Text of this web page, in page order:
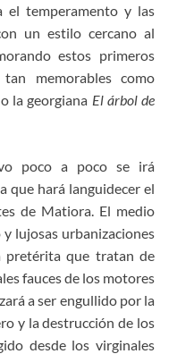
el temperamento y las
un estilo cercano al
estos primeros
memorables como
la georgiana El árbol de
poco a poco se irá
que hará languidecer el
de Matiora. El medio
lujosas urbanizaciones
pretérita que tratan de
fauces de los motores
a ser engullido por la
y la destrucción de los
desde los virginales